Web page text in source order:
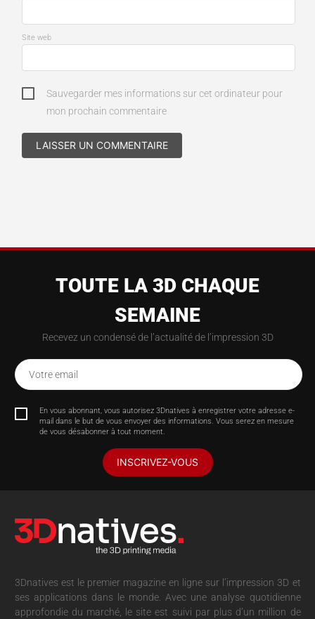
Site web
Sauvegarder mes informations sur cet ordinateur pour
mon prochain commentaire
TOUTE LA 3D CHAQUE
SEMAINE
Recevez un condensé de l’actualité de l’impression 3D
Votre email
En vous abonnant, vous autorisez 3Dnatives à enregistrer votre adresse e-
mail dans le but de vous envoyer des informations. Vous serez en mesure
de vous désabonner à tout moment.
INSCRIVEZ-VOUS
3Dnatives est le premier magazine en ligne sur l’impression 3D et
ses applications dans le monde. Avec une analyse quotidienne
approfondie du marché, le site est suivi par plus d’un million de